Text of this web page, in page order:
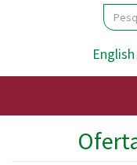
English